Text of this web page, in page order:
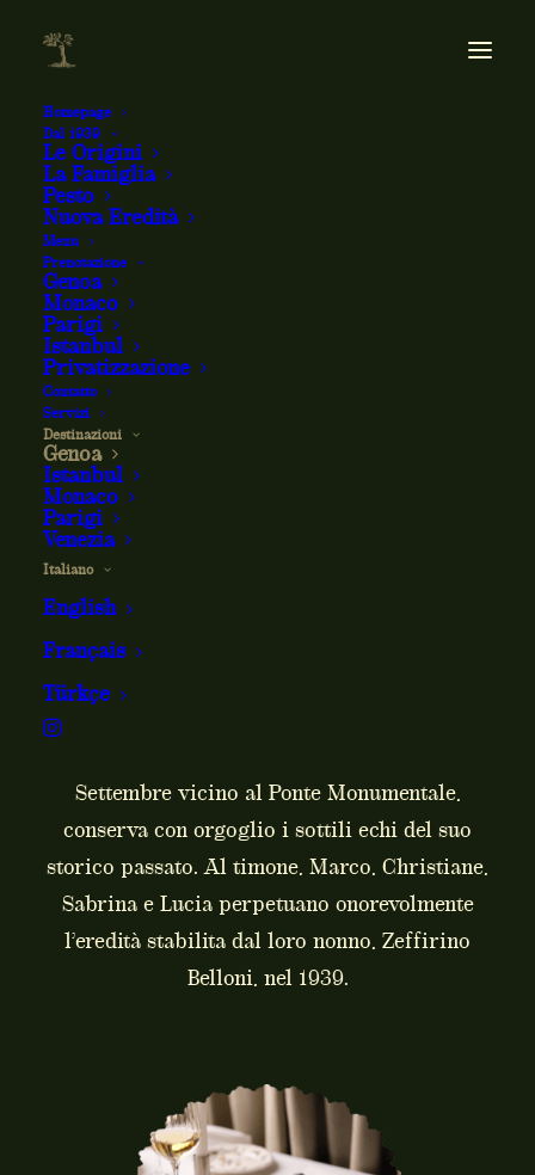
Homepage
Dal 1939
Le Origini
La Famiglia
Pesto
Nuova Eredità
Menu
Prenotazione
Genoa
Monaco
Parigi
Istanbul
Privatizzazione
Contatto
Servizi
Destinazioni
Genoa
Istanbul
Monaco
Parigi
Venezia
Italiano
English
Français
Türkçe
Ristorante Zeffirino Genova
Un'istituzione genovese
nata negli anni '30
Famiglia, passione e tradizione sono i pilastri
dell’identità di Zeffirino. Otto decenni dopo la
Settembre vicino al Ponte Monumentale,
conserva con orgoglio i sottili echi del suo
storico passato. Al timone, Marco, Christiane,
Sabrina e Lucia perpetuano onorevolmente
l’eredità stabilita dal loro nonno, Zeffirino
Belloni, nel 1939.